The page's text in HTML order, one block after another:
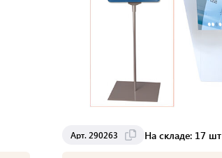
Арт. 290263 На складе: 17 шт